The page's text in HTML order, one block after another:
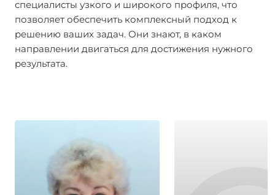
специалисты узкого и широкого профиля, что
позволяет обеспечить комплексный подход к
решению ваших задач. Они знают, в каком
направлении двигаться для достижения нужного
результата.